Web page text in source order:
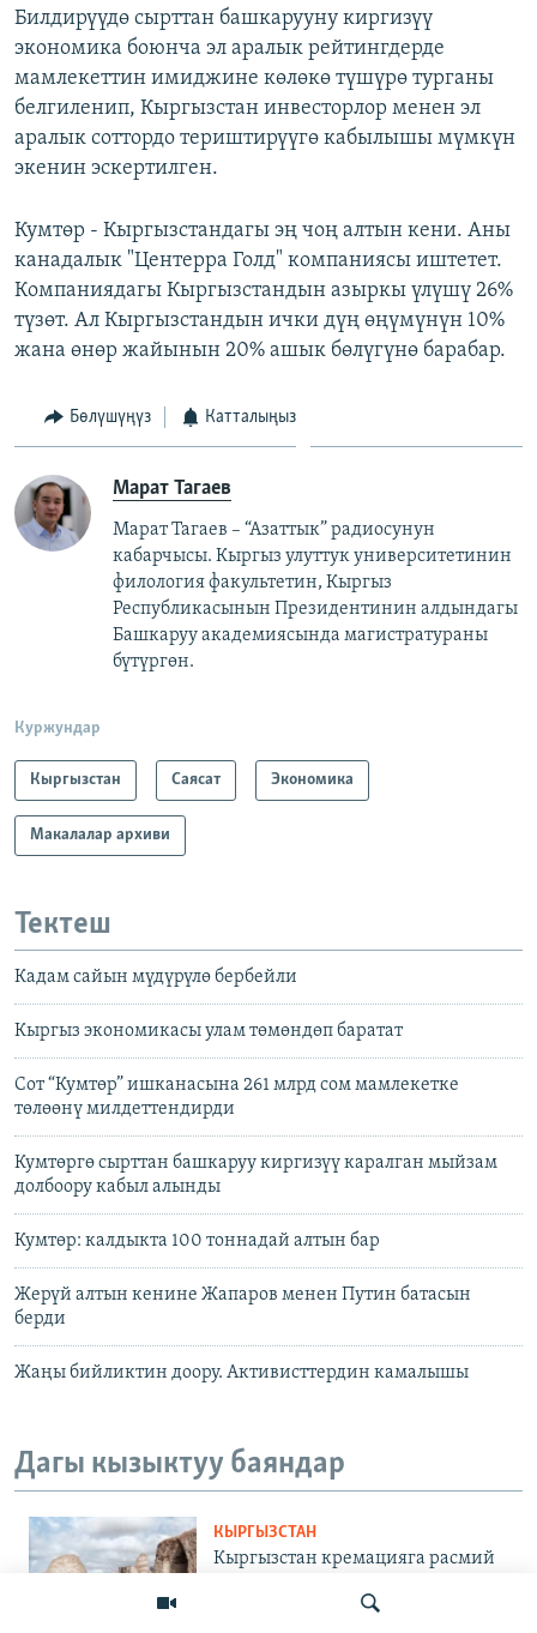
Билдирүүдө сырттан башкарууну киргизүү
экономика боюнча эл аралык рейтингдерде
мамлекеттин имиджине көлөкө түшүрө турганы
белгиленип, Кыргызстан инвесторлор менен эл
аралык соттордо териштирүүгө кабылышы мүмкүн
экенин эскертилген.
Кумтөр - Кыргызстандагы эң чоң алтын кени. Аны
канадалык "Центерра Голд" компаниясы иштетет.
Компаниядагы Кыргызстандын азыркы үлүшү 26%
түзөт. Ал Кыргызстандын ички дүң өңүмүнүн 10%
жана өнөр жайынын 20% ашык бөлүгүнө барабар.
Бөлүшүңүз Катталыңыз
Марат Тагаев
Марат Тагаев – “Азаттык” радиосунун
кабарчысы. Кыргыз улуттук университетинин
филология факультетин, Кыргыз
Республикасынын Президентинин алдындагы
Башкаруу академиясында магистратураны
бүтүргөн.
Куржундар
Кыргызстан Саясат Экономика
Макалалар архиви
Тектеш
Кадам сайын мүдүрүлө бербейли
Кыргыз экономикасы улам төмөндөп баратат
Сот “Кумтөр” ишканасына 261 млрд сом мамлекетке
төлөөнү милдеттендирди
Кумтөргө сырттан башкаруу киргизүү каралган мыйзам
долбоору кабыл алынды
Кумтөр: калдыкта 100 тоннадай алтын бар
Жерүй алтын кенине Жапаров менен Путин батасын
берди
Жаңы бийликтин доору. Активисттердин камалышы
Дагы кызыктуу баяндар
КЫРГЫЗСТАН
Кыргызстан кремацияга расмий